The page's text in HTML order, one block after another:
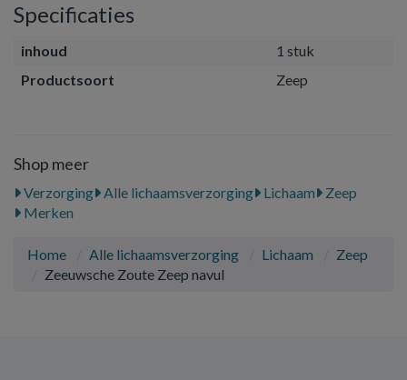
Specificaties
inhoud
1 stuk
Productsoort
Zeep
Shop meer
Verzorging Alle lichaamsverzorging Lichaam
Zeep
Merken
Home Alle lichaamsverzorging Lichaam
Zeep
Zeeuwsche Zoute Zeep navul